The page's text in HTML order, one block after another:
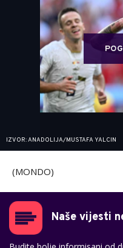
IZVOR: ANADOLIJA/MUSTAFA YALCIN
(MONDO)
Naše vijesti